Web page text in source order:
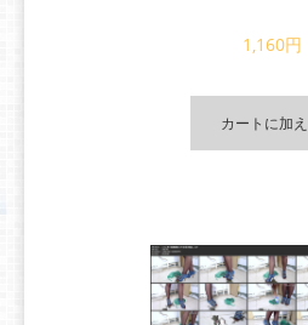
1,160円
カートに加